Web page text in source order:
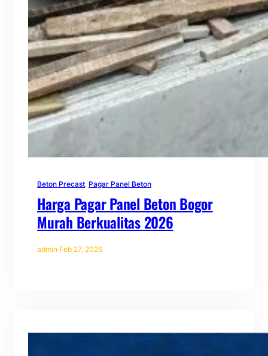
Beton Precast, Pagar Panel Beton
Harga Pagar Panel Beton Bogor
Murah Berkualitas 2026
admin·Feb 27, 2026